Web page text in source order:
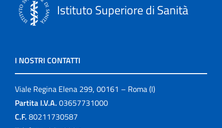
Istituto Superiore di Sanità
I NOSTRI CONTATTI
Viale Regina Elena 299, 00161 – Roma (I)
Partita I.V.A. 03657731000
C.F. 80211730587